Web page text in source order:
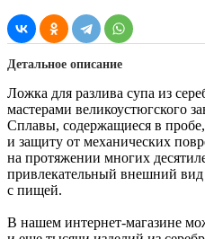
Детальное описание
Ложка для разлива супа из
мастерами великоустюгского
Сплавы, содержащиеся в
и защиту от механических
на протяжении многих
привлекательный внешний
с пищей.
В нашем интернет-магазине